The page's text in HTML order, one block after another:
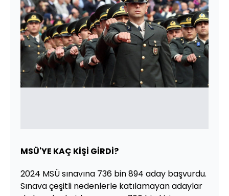
MSÜ'YE KAÇ KİŞİ GİRDİ?
2024 MSÜ sınavına 736 bin 894 aday başvurdu.
Sınava çeşitli nedenlerle katılamayan adaylar